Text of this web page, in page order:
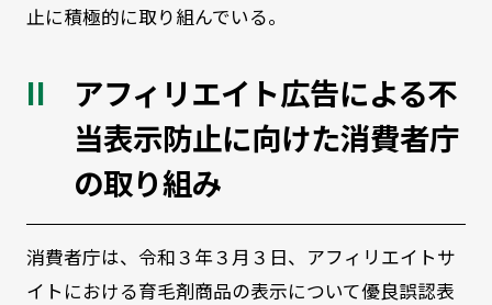
止に積極的に取り組んでいる。
アフィリエイト広告による不
当表示防止に向けた消費者庁
の取り組み
消費者庁は、令和３年３月３日、アフィリエイトサ
イトにおける育毛剤商品の表示について優良誤認表